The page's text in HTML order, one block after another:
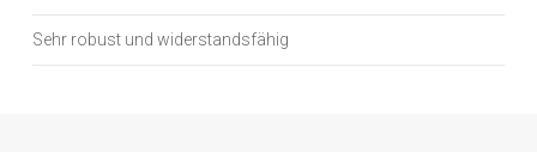
Sehr robust und widerstandsfähig